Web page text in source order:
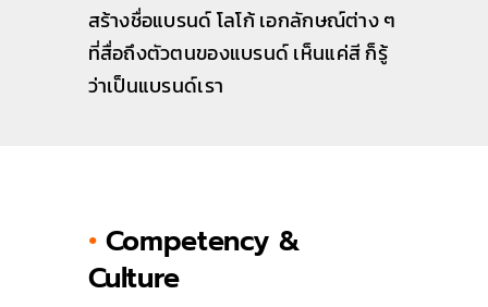
สร้างชื่อแบรนด์ โลโก้ เอกลักษณ์ต่าง ๆ
ที่สื่อถึงตัวตนของแบรนด์ เห็นแค่สี ก็รู้
ว่าเป็นแบรนด์เรา
• Competency &
Culture